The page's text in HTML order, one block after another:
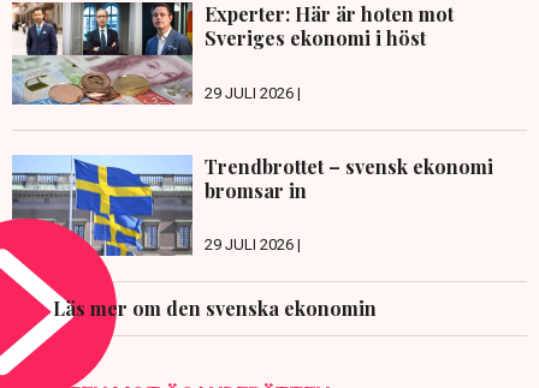
Experter: Här är hoten mot
Sveriges ekonomi i höst
29 JULI 2026 |
Trendbrottet – svensk ekonomi
bromsar in
29 JULI 2026 |
Läs mer om den svenska ekonomin